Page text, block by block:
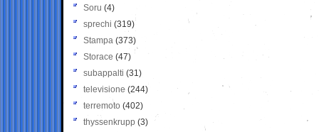
Soru (4)
sprechi (319)
Stampa (373)
Storace (47)
subappalti (31)
televisione(244)
terremoto (402)
thyssenkrupp (3)